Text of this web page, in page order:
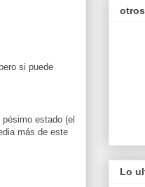
si puede
estado (el
más de este
Lo